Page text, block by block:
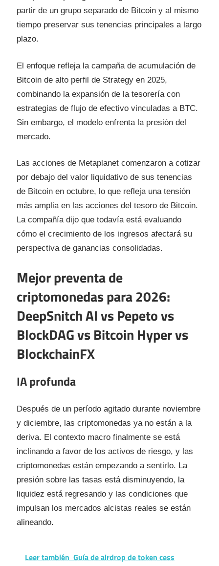
partir de un grupo separado de Bitcoin y al mismo
tiempo preservar sus tenencias principales a largo
plazo.
El enfoque refleja la campaña de acumulación de
Bitcoin de alto perfil de Strategy en 2025,
combinando la expansión de la tesorería con
estrategias de flujo de efectivo vinculadas a BTC.
Sin embargo, el modelo enfrenta la presión del
mercado.
Las acciones de Metaplanet comenzaron a cotizar
por debajo del valor liquidativo de sus tenencias
de Bitcoin en octubre, lo que refleja una tensión
más amplia en las acciones del tesoro de Bitcoin.
La compañía dijo que todavía está evaluando
cómo el crecimiento de los ingresos afectará su
perspectiva de ganancias consolidadas.
Mejor preventa de
criptomonedas para 2026:
DeepSnitch AI vs Pepeto vs
BlockDAG vs Bitcoin Hyper vs
BlockchainFX
IA profunda
Después de un período agitado durante noviembre
y diciembre, las criptomonedas ya no están a la
deriva. El contexto macro finalmente se está
inclinando a favor de los activos de riesgo, y las
criptomonedas están empezando a sentirlo. La
presión sobre las tasas está disminuyendo, la
liquidez está regresando y las condiciones que
impulsan los mercados alcistas reales se están
alineando.
Leer también Guía de airdrop de token cess